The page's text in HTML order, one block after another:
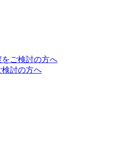
ご検討の方へ
討の方へ